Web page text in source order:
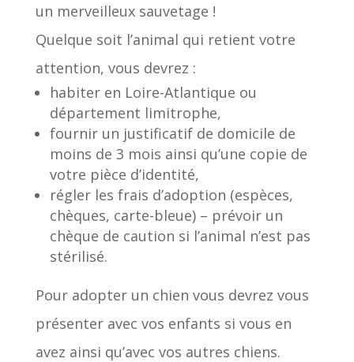
un merveilleux sauvetage !
Quelque soit l’animal qui retient votre
attention, vous devrez :
habiter en Loire-Atlantique ou
département limitrophe,
fournir un justificatif de domicile de
moins de 3 mois ainsi qu’une copie de
votre pièce d’identité,
régler les frais d’adoption (espèces,
chèques, carte-bleue) – prévoir un
chèque de caution si l’animal n’est pas
stérilisé.
Pour adopter un chien vous devrez vous
présenter avec vos enfants si vous en
avez ainsi qu’avec vos autres chiens.